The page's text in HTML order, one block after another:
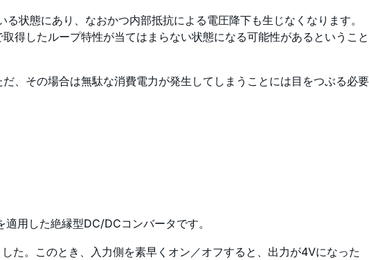
状態にあり、なおかつ内部抵抗による電圧降下も生じなくなります。
得したループ特性が当てはまらない状態になる可能性があるということ
、その場合は無駄な消費電力が発生してしまうことには目をつぶる必要
適用した絶縁型DC/DCコンバータです。
た。このとき、入力側を素早くオン／オフすると、出力が4Vになった